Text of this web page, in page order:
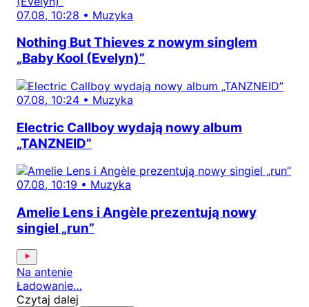
07.08, 10:28 • Muzyka
Nothing But Thieves z nowym singlem
„Baby Kool (Evelyn)”
07.08, 10:24 • Muzyka
Electric Callboy wydają nowy album
„TANZNEID”
07.08, 10:19 • Muzyka
Amelie Lens i Angèle prezentują nowy
singiel „run”
Na antenie
Ładowanie…
Czytaj dalej